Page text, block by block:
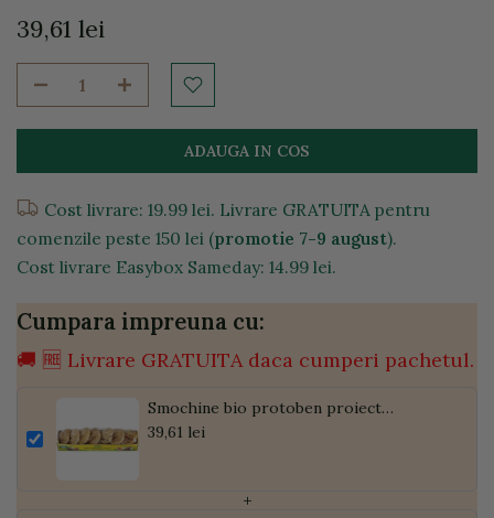
39,61 lei
ADAUGA IN COS
Cost livrare: 19.99 lei. Livrare GRATUITA pentru
comenzile peste 150 lei (promotie 7-9 august).
Cost livrare Easybox Sameday: 14.99 lei.
Cumpara impreuna cu:
🚚 🆓 Livrare GRATUITA daca cumperi pachetul.
Smochine bio protoben proiect
demeter, 250g
39,61 lei
+